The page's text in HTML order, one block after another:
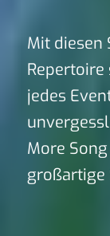
Mit diesen
Repertoire
jedes
More
großartige